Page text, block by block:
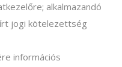
alkalmazandó
jogi kötelezettség
információs